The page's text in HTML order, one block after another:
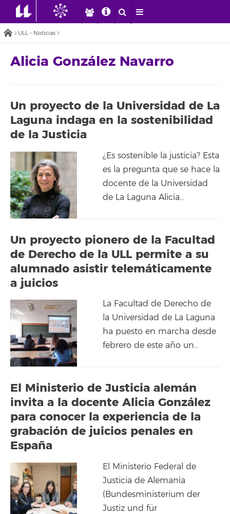
ULL - Noticias
Alicia González Navarro
Un proyecto de la Universidad de La
Laguna indaga en la sostenibilidad
de la Justicia
¿Es sostenible la justicia? Esta
es la pregunta que se hace la
docente de la Universidad
de La Laguna Alicia…
Un proyecto pionero de la Facultad
de Derecho de la ULL permite a su
alumnado asistir telemáticamente
a juicios
La Facultad de Derecho de
la Universidad de La Laguna
ha puesto en marcha desde
febrero de este año un…
El Ministerio de Justicia alemán
invita a la docente Alicia González
para conocer la experiencia de la
grabación de juicios penales en
España
El Ministerio Federal de
Justicia de Alemania
(Bundesministerium der
Justiz und für